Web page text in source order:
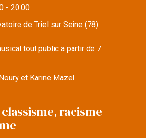
- 20:00
de Triel sur Seine (78)
tout public à partir de 7
et Karine Mazel
racisme